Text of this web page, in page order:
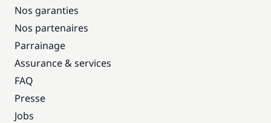
Nos garanties
Nos partenaires
Parrainage
Assurance & services
FAQ
Presse
Jobs